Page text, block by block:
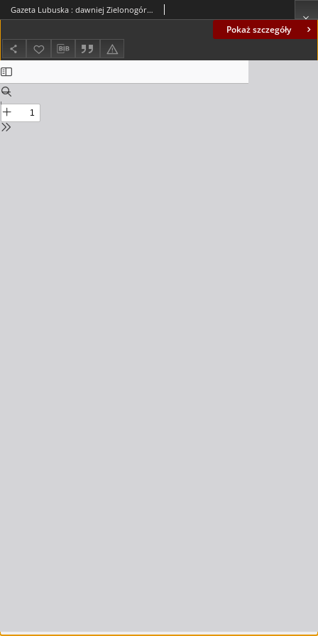
Pokaż szczegóły
Gazeta Lubuska : dawniej Zielonogórska-Gorzowska R. XLII [właśc. XLIII], nr 79 (5 kwietnia 1994). - Wyd. 1